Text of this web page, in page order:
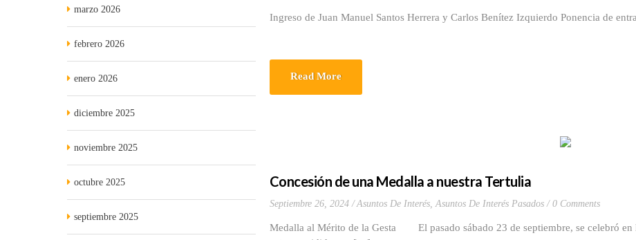
Ingreso de Juan Manuel Santos Herrera y Carlos Benítez Izquierdo Ponencia de
Read More
Concesión de una Medalla a nuestra Tertulia
Septiembre 26, 2024 Asuntos De Interés,Asuntos De Interés Pasados 0 Comments
Medalla al Mérito de la Gesta El pasado sábado 23 de septiembre, se celebró en
marzo 2026
febrero 2026
enero 2026
diciembre 2025
noviembre 2025
octubre 2025
septiembre 2025